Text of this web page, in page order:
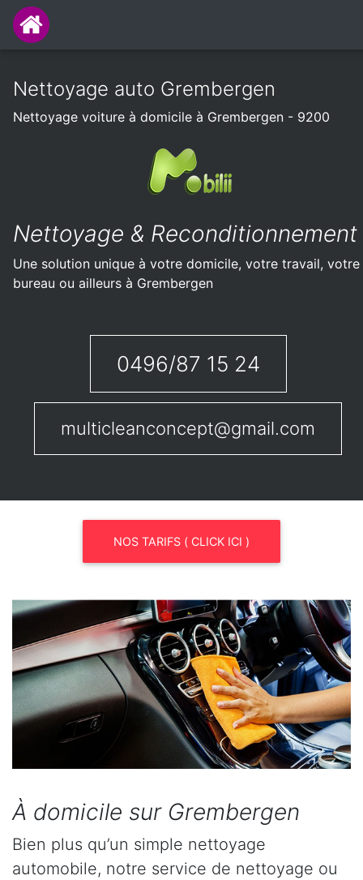
Nettoyage auto Grembergen
Nettoyage voiture à domicile à Grembergen - 9200
Nettoyage & Reconditionnement
Une solution unique à votre domicile, votre travail, votre
bureau ou ailleurs à Grembergen
0496/87 15 24
multicleanconcept@gmail.com
NOS TARIFS ( CLICK ICI )
À domicile sur Grembergen
Bien plus qu’un simple nettoyage
automobile, notre service de nettoyage ou